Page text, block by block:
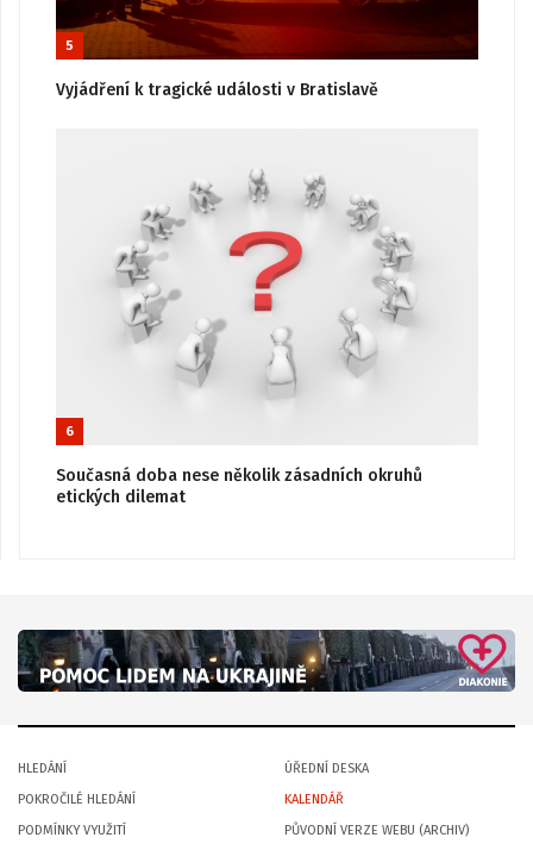
5
Vyjádření k tragické události v Bratislavě
6
Současná doba nese několik zásadních okruhů
etických dilemat
HLEDÁNÍ
POKROČILÉ HLEDÁNÍ
PODMÍNKY VYUŽITÍ
ÚŘEDNÍ DESKA
KALENDÁŘ
PŮVODNÍ VERZE WEBU (ARCHIV)